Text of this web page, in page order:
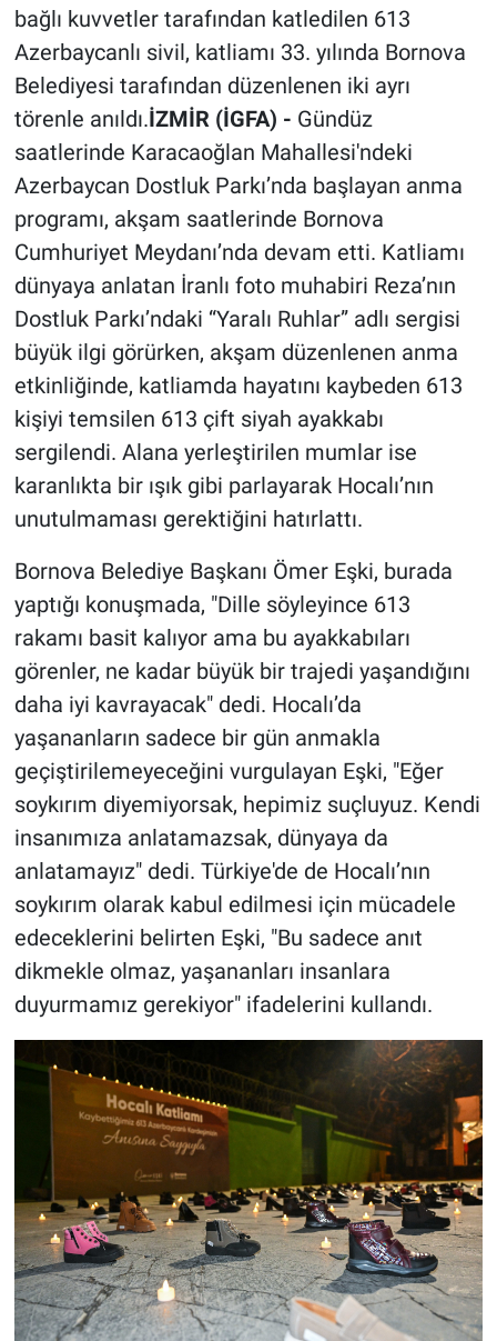
bağlı kuvvetler tarafından katledilen 613
Azerbaycanlı sivil, katliamı 33. yılında Bornova
Belediyesi tarafından düzenlenen iki ayrı
törenle anıldı.İZMİR (İGFA) - Gündüz
saatlerinde Karacaoğlan Mahallesi'ndeki
Azerbaycan Dostluk Parkı’nda başlayan anma
programı, akşam saatlerinde Bornova
Cumhuriyet Meydanı’nda devam etti. Katliamı
dünyaya anlatan İranlı foto muhabiri Reza’nın
Dostluk Parkı’ndaki “Yaralı Ruhlar” adlı sergisi
büyük ilgi görürken, akşam düzenlenen anma
etkinliğinde, katliamda hayatını kaybeden 613
kişiyi temsilen 613 çift siyah ayakkabı
sergilendi. Alana yerleştirilen mumlar ise
karanlıkta bir ışık gibi parlayarak Hocalı’nın
unutulmaması gerektiğini hatırlattı.
Bornova Belediye Başkanı Ömer Eşki, burada
yaptığı konuşmada, "Dille söyleyince 613
rakamı basit kalıyor ama bu ayakkabıları
görenler, ne kadar büyük bir trajedi yaşandığını
daha iyi kavrayacak" dedi. Hocalı’da
yaşananların sadece bir gün anmakla
geçiştirilemeyeceğini vurgulayan Eşki, "Eğer
soykırım diyemiyorsak, hepimiz suçluyuz. Kendi
insanımıza anlatamazsak, dünyaya da
anlatamayız" dedi. Türkiye'de de Hocalı’nın
soykırım olarak kabul edilmesi için mücadele
edeceklerini belirten Eşki, "Bu sadece anıt
dikmekle olmaz, yaşananları insanlara
duyurmamız gerekiyor" ifadelerini kullandı.